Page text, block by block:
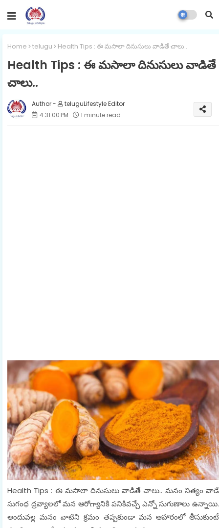
Home telugu Health Tips : ఈ మసాలా దినుసులు వాడితే చాలు..
Health Tips : ఈ మసాలా దినుసులు వాడితే
చాలు..
teluguLifestyle Editor
4:31:00 PM
1 minute read
Health Tips : ఈ మసాలా దినుసులు వాడితే చాలు.. మనం నిత్యం వాడే
సుగంధ ద్రవ్యాలలో మన ఆరోగ్యానికి పనికివచ్చే ఎన్నో సుగుణాలు ఉన్నాయి.
అందువల్ల మనం వాటిని క్రమం తప్పకుండా మన ఆహారంలో తీసుకుంటే